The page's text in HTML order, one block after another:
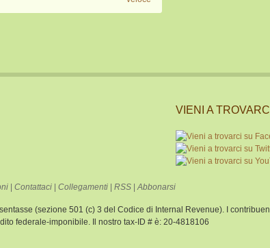
VIENI A TROVARCI
| Contattaci| Collegamenti| RSS|Abbonarsi
(sezione 501 (c) 3 del Codice di Internal Revenue). I
federale-imponibile. Il nostro tax-ID # è: 20-4818106